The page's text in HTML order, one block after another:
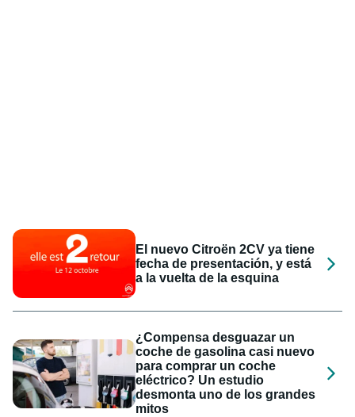
El nuevo Citroën 2CV ya tiene
fecha de presentación, y está
a la vuelta de la esquina
¿Compensa desguazar un
coche de gasolina casi nuevo
para comprar un coche
eléctrico? Un estudio
desmonta uno de los grandes
mitos